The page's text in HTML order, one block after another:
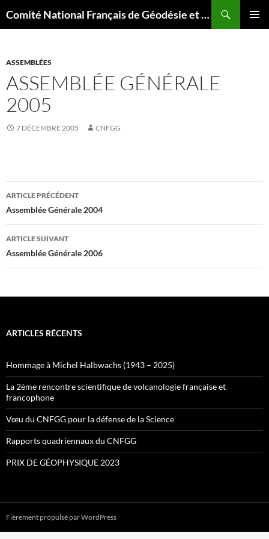
au
Comité National Français de Géodésie et Géophysique
ASSEMBLÉES
ASSEMBLÉE GÉNÉRALE
2005
7 DÉCEMBRE 2005 CNFGG
Navigation
des
articles
ARTICLE PRÉCÉDENT
Assemblée Générale 2004
ARTICLE SUIVANT
Assemblée Générale 2006
ARTICLES RÉCENTS
Hommage à Michel Halbwachs (1943 – 2025)
La 2ème rencontre scientifique de volcanologie française et
francophone
Vœu du CNFGG pour la défense de la Science
Rapports quadriennaux du CNFGG
PRIX DE GÉOPHYSIQUE 2023
Fièrement propulsé par WordPress